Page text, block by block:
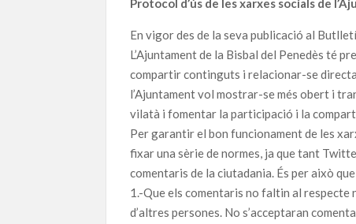
Protocol d’ús de les xarxes socials de
En vigor des de la seva publicació al
L’Ajuntament de la Bisbal del Penedès té
compartir continguts i relacionar-se
l’Ajuntament vol mostrar-se més obert i
vilatà i fomentar la participació i la
Per garantir el bon funcionament de les
fixar una sèrie de normes, ja que tant
comentaris de la ciutadania. És per això que
1.-Que els comentaris no faltin al
d’altres persones. No s’acceptaran